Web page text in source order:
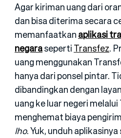
Agar kiriman uang dari
dan bisa diterima secara
memanfaatkanaplikasi
negarasepertiTransfez.
uang menggunakan
hanya dari ponsel pintar.
dibandingkan dengan
uang ke luar negeri
menghemat biaya
lho. Yuk, unduh